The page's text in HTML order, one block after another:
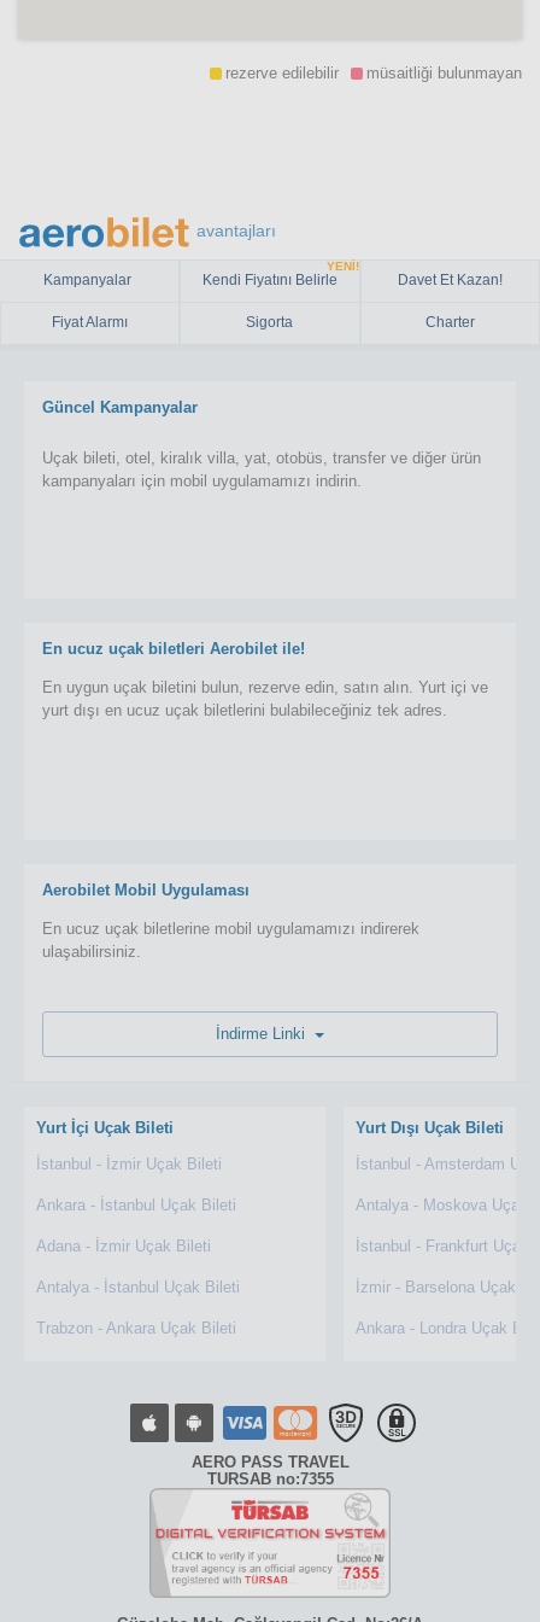
rezerve edilebilir müsaitliği bulunmayan
avantajları
Kampanyalar Kendi Fiyatını Belirle
YENİ!
Davet Et Kazan!
Fiyat Alarmı Sigorta Charter
Güncel Kampanyalar
Uçak bileti, otel, kiralık villa, yat, otobüs, transfer ve diğer ürün
kampanyaları için mobil uygulamamızı indirin.
En ucuz uçak biletleri Aerobilet ile!
En uygun uçak biletini bulun, rezerve edin, satın alın. Yurt içi ve
yurt dışı en ucuz uçak biletlerini bulabileceğiniz tek adres.
Aerobilet Mobil Uygulaması
En ucuz uçak biletlerine mobil uygulamamızı indirerek
ulaşabilirsiniz.
Yurt İçi Uçak Bileti
İstanbul - İzmir Uçak Bileti
Ankara - İstanbul Uçak Bileti
Adana - İzmir Uçak Bileti
Antalya - İstanbul Uçak Bileti
Trabzon - Ankara Uçak Bileti
Yurt Dışı Uçak Bileti
İstanbul - Amsterdam
Antalya - Moskova Uçak
İstanbul - Frankfurt Uçak
İzmir - Barselona Uçak
Ankara - Londra Uçak
AERO PASS TRAVEL
TURSAB no:7355